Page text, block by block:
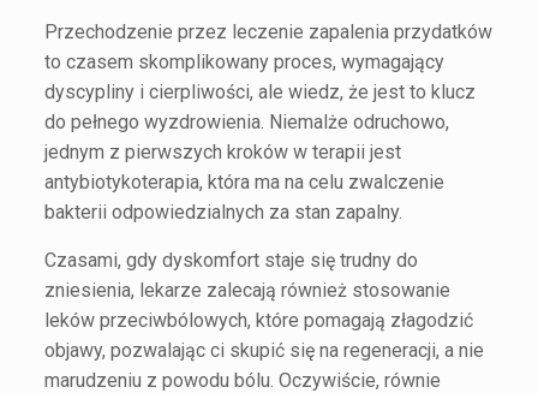
Przechodzenie przez leczenie zapalenia przydatków
to czasem skomplikowany proces, wymagający
dyscypliny i cierpliwości, ale wiedz, że jest to klucz
do pełnego wyzdrowienia. Niemalże odruchowo,
jednym z pierwszych kroków w terapii jest
antybiotykoterapia, która ma na celu zwalczenie
bakterii odpowiedzialnych za stan zapalny.
Czasami, gdy dyskomfort staje się trudny do
zniesienia, lekarze zalecają również stosowanie
leków przeciwbólowych, które pomagają złagodzić
objawy, pozwalając ci skupić się na regeneracji, a nie
marudzeniu z powodu bólu. Oczywiście, równie